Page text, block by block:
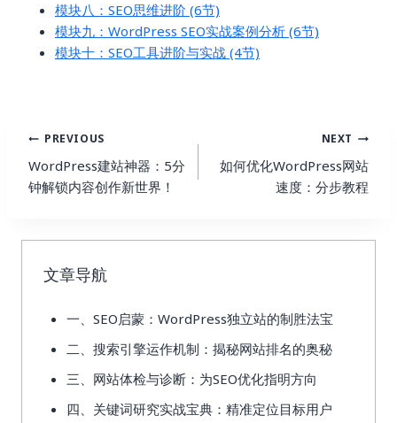
模块八：SEO思维进阶 (6节)
模块九：WordPress SEO实战案例分析 (6节)
模块十：SEO工具进阶与实战 (4节)
Post
Navigation
PREVIOUS
WordPress建站神器：5分
钟解锁内容创作新世界！
NEXT
如何优化WordPress网站
速度：分步教程
文章导航
一、SEO启蒙：WordPress独立站的制胜法宝
二、搜索引擎运作机制：揭秘网站排名的奥秘
三、网站体检与诊断：为SEO优化指明方向
四、关键词研究实战宝典：精准定位目标用户